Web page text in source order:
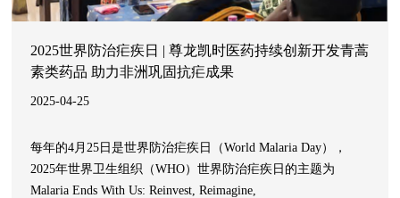
2025世界防治疟疾日 | 尊龙凯时医药持续创新开发青蒿
素类药品 助力非洲巩固抗疟成果
2025-04-25
每年的4月25日是世界防治疟疾日（World Malaria Day），
2025年世界卫生组织（WHO）世界防治疟疾日的主题为
Malaria Ends With Us: Reinvest, Reimagine,